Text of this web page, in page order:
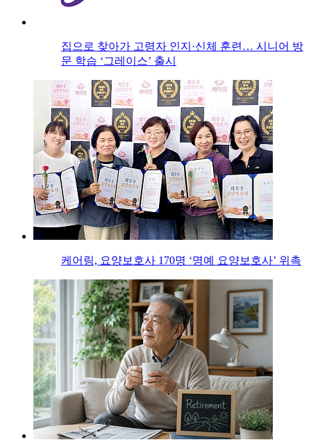
집으로 찾아가 고령자 인지·신체 훈련… 시니어 방
문 학습 ‘그레이스’ 출시
케어링, 요양보호사 170명 ‘명예 요양보호사’ 위촉